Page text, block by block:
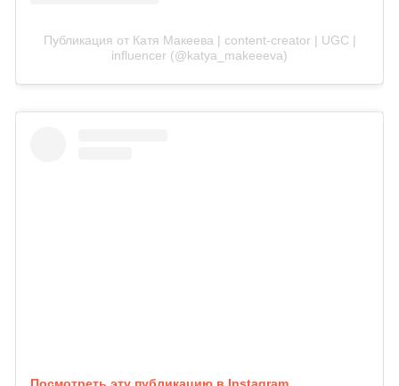
Публикация от Катя Макеева | content-creator | UGC |
influencer (@katya_makeeeva)
Посмотреть эту публикацию в Instagram